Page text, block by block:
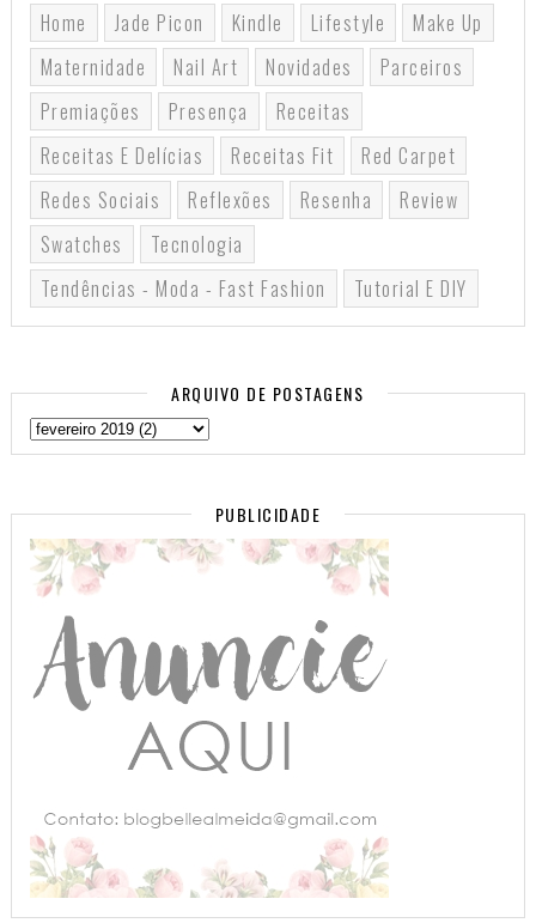
Home
Jade Picon Kindle Lifestyle
Make Up
Maternidade
Nail Art Novidades
Parceiros
Premiações
Presença
Receitas
Receitas E Delícias
Receitas Fit
Red Carpet
Redes Sociais
Reflexões Resenha
Review
Swatches
Tecnologia
Tendências - Moda - Fast Fashion
Tutorial E DIY
ARQUIVO DE POSTAGENS
PUBLICIDADE